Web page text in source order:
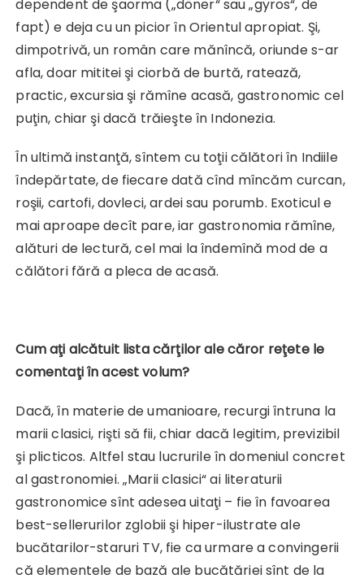
dependent de şaorma („döner“ sau „gyros“, de
fapt) e deja cu un picior în Orientul apropiat. Şi,
dimpotrivă, un român care mănîncă, oriunde s-ar
afla, doar mititei şi ciorbă de burtă, ratează,
practic, excursia şi rămîne acasă, gastronomic cel
puţin, chiar şi dacă trăieşte în Indonezia.
În ultimă instanţă, sîntem cu toţii călători în Indiile
îndepărtate, de fiecare dată cînd mîncăm curcan,
roşii, cartofi, dovleci, ardei sau porumb. Exoticul e
mai aproape decît pare, iar gastronomia rămîne,
alături de lectură, cel mai la îndemînă mod de a
călători fără a pleca de acasă.
Cum aţi alcătuit lista cărţilor ale căror reţete le
comentaţi în acest volum?
Dacă, în materie de umanioare, recurgi întruna la
marii clasici, rişti să fii, chiar dacă legitim, previzibil
şi plicticos. Altfel stau lucrurile în domeniul concret
al gastronomiei. „Marii clasici“ ai literaturii
gastronomice sînt adesea uitaţi – fie în favoarea
best-sellerurilor zglobii şi hiper-ilustrate ale
bucătarilor-staruri TV, fie ca urmare a convingerii
că elementele de bază ale bucătăriei sînt de la